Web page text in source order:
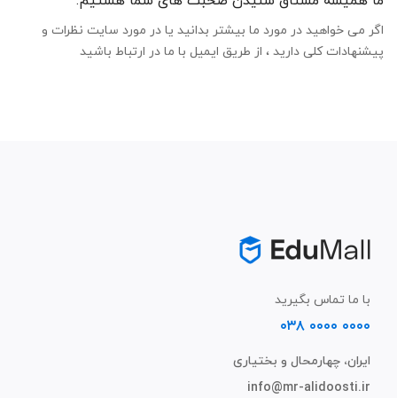
اگر می خواهید در مورد ما بیشتر بدانید یا در مورد سایت نظرات و
پیشنهادات کلی دارید ، از طریق ایمیل با ما در ارتباط باشید
با ما تماس بگیرید
۰۰۰۰ ۰۰۰۰ ۰۳۸
ایران، چهارمحال و بختیاری
info@mr-alidoosti.ir